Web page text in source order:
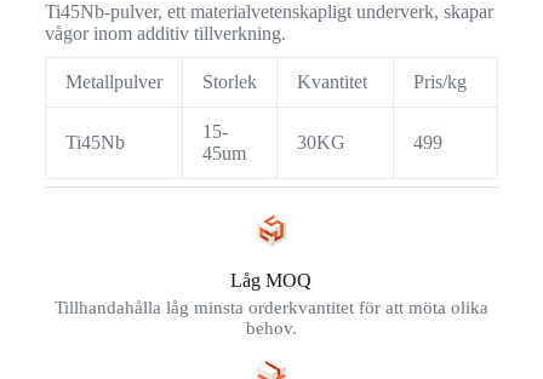
Ti45Nb-pulver, ett materialvetenskapligt underverk, skapar
vågor inom additiv tillverkning.
Metallpulver Storlek Kvantitet Pris/kg
Ti45Nb
15-
45um
30KG 499
Låg MOQ
Tillhandahålla låg minsta orderkvantitet för att möta olika
behov.